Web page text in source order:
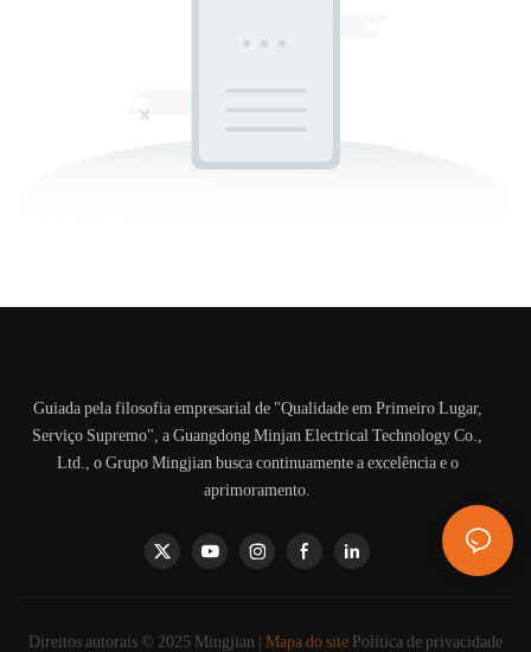
Guiada pela filosofia empresarial de "Qualidade em Primeiro Lugar,
Serviço Supremo", a Guangdong Minjan Electrical Technology Co.,
Ltd., o Grupo Mingjian busca continuamente a excelência e o
aprimoramento.
Direitos autorais © 2025 Mingjian | Mapa do site Política de privacidade